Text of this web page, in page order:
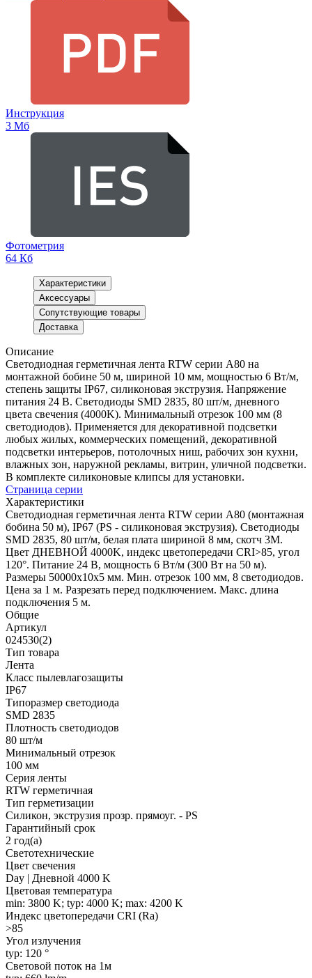
Инструкция
3 Мб
Фотометрия
64 Кб
Характеристики
Аксессуары
Сопутствующие товары
Доставка
Описание
Светодиодная герметичная лента RTW серии A80 на
монтажной бобине 50 м, шириной 10 мм, мощностью 6 Вт/м,
степень защиты IP67, силиконовая экструзия. Напряжение
питания 24 В. Светодиоды SMD 2835, 80 шт/м, дневного
цвета свечения (4000K). Минимальный отрезок 100 мм (8
светодиодов). Применяется для декоративной подсветки
любых жилых, коммерческих помещений, декоративной
подсветки интерьеров, потолочных ниш, рабочих зон кухни,
влажных зон, наружной рекламы, витрин, уличной подсветки.
В комплекте силиконовые клипсы для установки.
Страница серии
Характеристики
Светодиодная герметичная лента RTW серии A80 (монтажная
бобина 50 м), IP67 (PS - силиконовая экструзия). Светодиоды
SMD 2835, 80 шт/м, белая плата шириной 8 мм, скотч 3M.
Цвет ДНЕВНОЙ 4000K, индекс цветопередачи CRI>85, угол
120°. Питание 24 В, мощность 6 Вт/м (300 Вт на 50 м).
Размеры 50000x10x5 мм. Мин. отрезок 100 мм, 8 светодиодов.
Цена за 1 м. Разрезать перед подключением. Макс. длина
подключения 5 м.
Общие
Артикул
024530(2)
Тип товара
Лента
Класс пылевлагозащиты
IP67
Типоразмер светодиода
SMD 2835
Плотность светодиодов
80 шт/м
Минимальный отрезок
100 мм
Серия ленты
RTW герметичная
Тип герметизации
Силикон, экструзия прозр. прямоуг. - PS
Гарантийный срок
2 год(а)
Светотехнические
Цвет свечения
Day | Дневной 4000 K
Цветовая температура
min: 3800 K; typ: 4000 K; max: 4200 K
Индекс цветопередачи CRI (Ra)
>85
Угол излучения
typ: 120 °
Световой поток на 1м